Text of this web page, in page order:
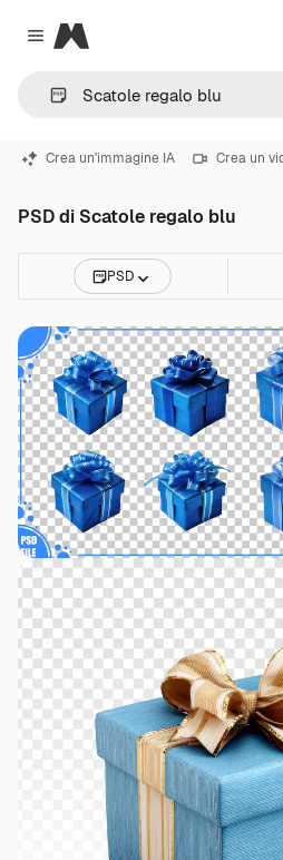
Close menu
Magnific
Crea un'immagine IA Crea un
PSD di Scatole regalo blu
PSD